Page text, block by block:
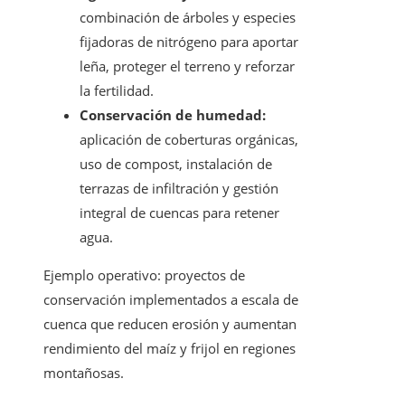
combinación de árboles y especies
fijadoras de nitrógeno para aportar
leña, proteger el terreno y reforzar
la fertilidad.
Conservación de humedad:
aplicación de coberturas orgánicas,
uso de compost, instalación de
terrazas de infiltración y gestión
integral de cuencas para retener
agua.
Ejemplo operativo: proyectos de
conservación implementados a escala de
cuenca que reducen erosión y aumentan
rendimiento del maíz y frijol en regiones
montañosas.